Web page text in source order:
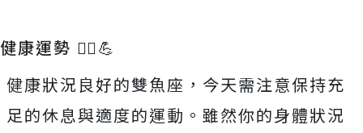
健康運勢 🏃‍♂️💪
健康狀況良好的雙魚座，今天需注意保持充
足的休息與適度的運動。雖然你的身體狀況